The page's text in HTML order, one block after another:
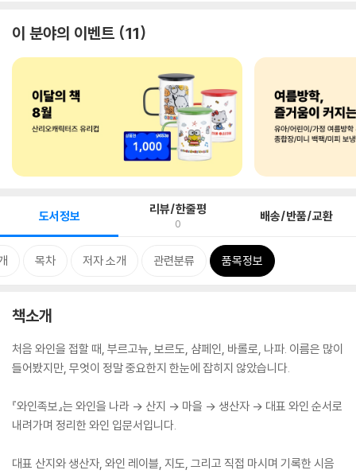
이 분야의 이벤트 11
도서정보 리뷰/한줄평
0 배송/반품/교환
목차 저자 소개 관련분류 품목정보
책소개
처음 와인을 접할 때, 부르고뉴, 보르도, 샴페인, 바롤로, 나파. 이름은 많이
들어봤지만, 무엇이 정말 중요한지 한눈에 잡히지 않았습니다.
『와인족보』는 와인을 나라 → 산지 → 마을 → 생산자 → 대표 와인 순서로
내려가며 정리한 와인 입문서입니다.
대표 산지와 생산자, 와인 레이블, 지도, 그리고 직접 마시며 기록한 시음